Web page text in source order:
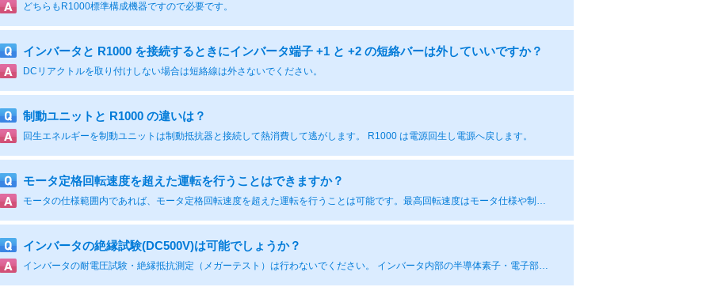
どちらもR1000標準構成機器ですので必要です。
インバータと R1000 を接続するときにインバータ端子 +1 と +2 の短絡バーは外していいですか？
DCリアクトルを取り付けしない場合は短絡線は外さないでください。
制動ユニットと R1000 の違いは？
回生エネルギーを制動ユニットは制動抵抗器と接続して熱消費して逃がします。 R1000 は電源回生し電源へ戻します。
モータ定格回転速度を超えた運転を行うことはできますか？
モータの仕様範囲内であれば、モータ定格回転速度を超えた運転を行うことは可能です。最高回転速度はモータ仕様や制御モードによって異なりますのでご確認ください。 例えば、PGなしベクトル制御（A1-02=2）の場合であれば、1:1.3（定格回転速度の130%）、PG付ベクトル制御（A1-02=3）の場合は、1:1.4が目安です（PG付の場合はPGカードの入力周波数許容範囲内であること）
インバータの絶縁試験(DC500V)は可能でしょうか？
インバータの耐電圧試験・絶縁抵抗測定（メガーテスト）は行わないでください。 インバータ内部の半導体素子・電子部品を破損させてしまうおそれがあります。 ※取扱説明書やテクニカルマニュアルにも記載しています。